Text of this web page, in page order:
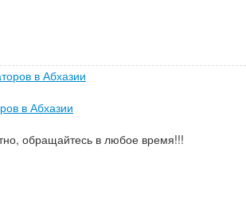
в Абхазии
обращайтесь в любое время!!!